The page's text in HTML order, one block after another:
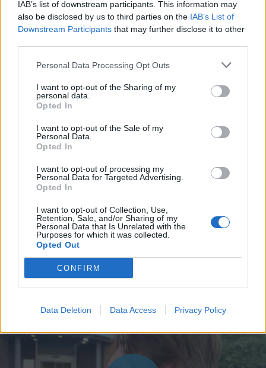
IAB’s list of downstream participants. This information may
also be disclosed by us to third parties on the IAB’s List of
Downstream Participants that may further disclose it to other
Personal Data Processing Opt Outs
I want to opt-out of the Sharing of my
personal data.
Opted In
I want to opt-out of the Sale of my
Personal Data.
Opted In
I want to opt-out of processing my
Personal Data for Targeted Advertising.
Opted In
I want to opt-out of Collection, Use,
Retention, Sale, and/or Sharing of my
Personal Data that Is Unrelated with the
Purposes for which it was collected.
Opted Out
CONFIRM
Data Deletion Data Access Privacy Policy